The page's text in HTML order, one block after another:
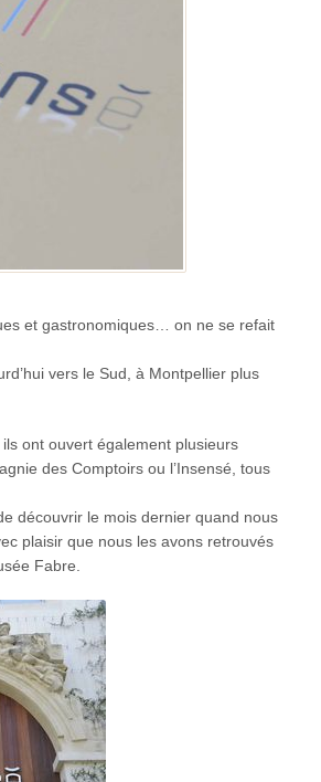
et gastronomiques… on ne se refait
vers le Sud, à Montpellier plus
ont ouvert également plusieurs
des Comptoirs ou l’Insensé, tous
découvrir le mois dernier quand nous
plaisir que nous les avons retrouvés
Fabre.